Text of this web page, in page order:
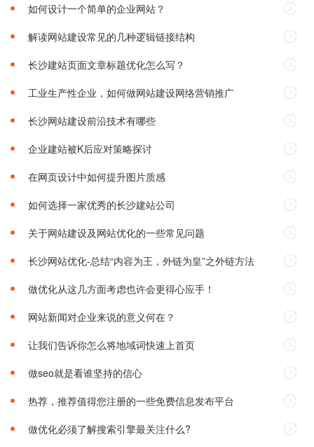
如何设计一个简单的企业网站？
解读网站建设常见的几种逻辑链接结构
长沙建站页面文章标题优化怎么写？
工业生产性企业，如何做网站建设网络营销推广
长沙网站建设前沿技术有哪些
企业建站被K后应对策略探讨
在网页设计中如何提升图片质感
如何选择一家优秀的长沙建站公司‌
关于网站建设及网站优化的一些常见问题
长沙网站优化-总结“内容为王，外链为皇”之外链方法
做优化从这几方面考虑也许会更得心应手！
网站新闻对企业来说的意义何在？
让我们告诉你怎么将地域词快速上首页
做seo就是看谁坚持的信心
热荐，推荐值得您注册的一些免费信息发布平台
做优化必须了解搜索引擎最关注什么?